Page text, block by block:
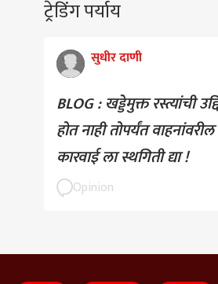
ट्रेडिंग पर्याय
सुधीर दाणी
BLOG : खड्डेमुक्त रस्त्यांची
होत नाही तोपर्यंत
कारवाई ला स्थगिती द्या !
Opinion